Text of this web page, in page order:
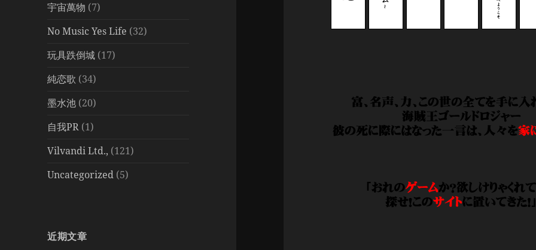
宇宙萬物 (7)
No Music Yes Life (32)
玩具跌倒城 (17)
純恋歌 (34)
墨水池 (20)
自我PR (1)
Vilvandi Ltd., (121)
Uncategorized (5)
近期文章